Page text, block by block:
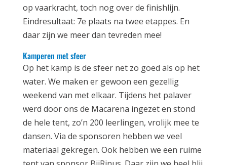
op vaarkracht, toch nog over de finishlijn.
Eindresultaat: 7e plaats na twee etappes. En
daar zijn we meer dan tevreden mee!
Kamperen met sfeer
Op het kamp is de sfeer net zo goed als op het
water. We maken er gewoon een gezellig
weekend van met elkaar. Tijdens het palaver
werd door ons de Macarena ingezet en stond
de hele tent, zo’n 200 leerlingen, vrolijk mee te
dansen. Via de sponsoren hebben we veel
materiaal gekregen. Ook hebben we een ruime